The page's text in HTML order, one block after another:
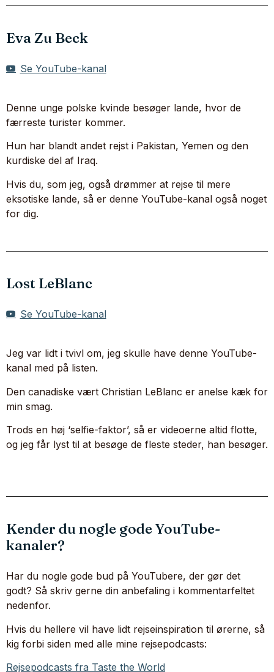
Eva Zu Beck
Se YouTube-kanal
Denne unge polske kvinde besøger lande, hvor de
færreste turister kommer.
Hun har blandt andet rejst i Pakistan, Yemen og den
kurdiske del af Iraq.
Hvis du, som jeg, også drømmer at rejse til mere
eksotiske lande, så er denne YouTube-kanal også noget
for dig.
Lost LeBlanc
Se YouTube-kanal
Jeg var lidt i tvivl om, jeg skulle have denne YouTube-
kanal med på listen.
Den canadiske vært Christian LeBlanc er anelse kæk for
min smag.
Trods en høj ‘selfie-faktor’, så er videoerne altid flotte,
og jeg får lyst til at besøge de fleste steder, han besøger.
Kender du nogle gode YouTube-
kanaler?
Har du nogle gode bud på YouTubere, der gør det
godt? Så skriv gerne din anbefaling i kommentarfeltet
nedenfor.
Hvis du hellere vil have lidt rejseinspiration til ørerne, så
kig forbi siden med alle mine rejsepodcasts:
Rejsepodcasts fra Taste the World